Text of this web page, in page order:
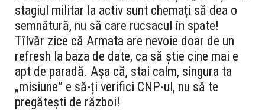
stagiul militar la activ sunt chemați să dea o
semnătură, nu să care rucsacul în spate!
Tîlvăr zice că Armata are nevoie doar de un
refresh la baza de date, ca să știe cine mai e
apt de paradă. Așa că, stai calm, singura ta
„misiune” e să-ți verifici CNP-ul, nu să te
pregătești de război!